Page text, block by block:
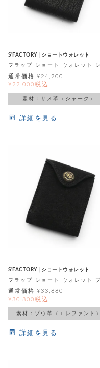
S'FACTORY│ショートウォレット
通常価格 ¥ 24,200
¥ 22,000税込
素材：サメ革（シャーク）
詳細を見る
S'FACTORY│ショートウォレット
通常価格 ¥33,880
¥ 30,800税込
素材：ゾウ革（エレファント）
詳細を見る